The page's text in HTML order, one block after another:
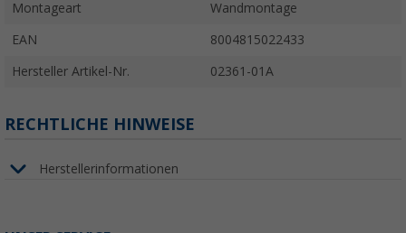
Montageart Wandmontage
EAN 8004815022433
Hersteller Artikel-Nr. 02361-01A
RECHTLICHE HINWEISE
Herstellerinformationen